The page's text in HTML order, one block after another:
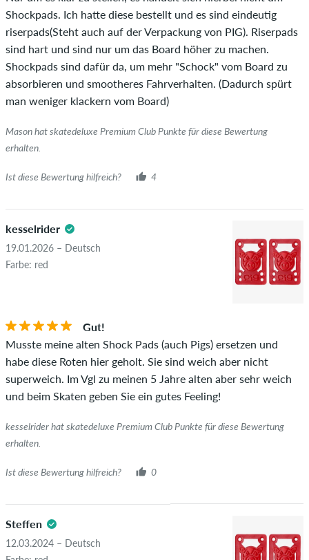
neben dem Namen mit dem Zusatz "Verifizierter Kauf". Bei
diesen Personen wurde der Kauf anhand ihrer Bestellungen
überprüft. Bei Bewertungen ohne grünen Haken, können wir
leider nicht garantieren, dass die Personen den Artikel
wirklich besitzen oder besessen haben.
Shockpads. Ich hatte diese bestellt und es sind eindeutig
riserpads(Steht auch auf der Verpackung von PIG). Riserpads
sind hart und sind nur um das Board höher zu machen.
Shockpads sind dafür da, um mehr "Schock" vom Board zu
absorbieren und smootheres Fahrverhalten. (Dadurch spürt
man weniger klackern vom Board)
Mason hat skatedeluxe Premium Club Punkte für diese Bewertung
erhalten.
Ist diese Bewertung hilfreich? 4
kesselrider
19.01.2026 – Deutsch
Farbe: red
Gut!
Musste meine alten Shock Pads (auch Pigs) ersetzen und
habe diese Roten hier geholt. Sie sind weich aber nicht
superweich. Im Vgl zu meinen 5 Jahre alten aber sehr weich
und beim Skaten geben Sie ein gutes Feeling!
kesselrider hat skatedeluxe Premium Club Punkte für diese Bewertung
erhalten.
Ist diese Bewertung hilfreich? 0
Steffen
12.03.2024 – Deutsch